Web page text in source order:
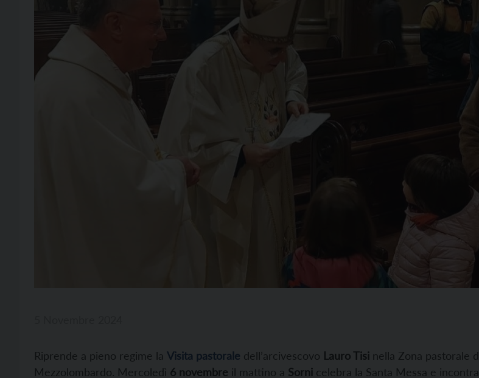
Riprende a pieno regime la Visita pastorale dell’arcivescovo Lauro Tisi nella Zona pastorale
Mezzolombardo. Mercoledì 6 novembre il mattino a Sorni celebra la Santa Messa e